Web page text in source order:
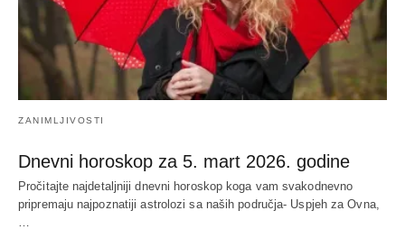
ZANIMLJIVOSTI
Dnevni horoskop za 5. mart 2026. godine
Pročitajte najdetaljniji dnevni horoskop koga vam svakodnevno
pripremaju najpoznatiji astrolozi sa naših područja- Uspjeh za Ovna,
…